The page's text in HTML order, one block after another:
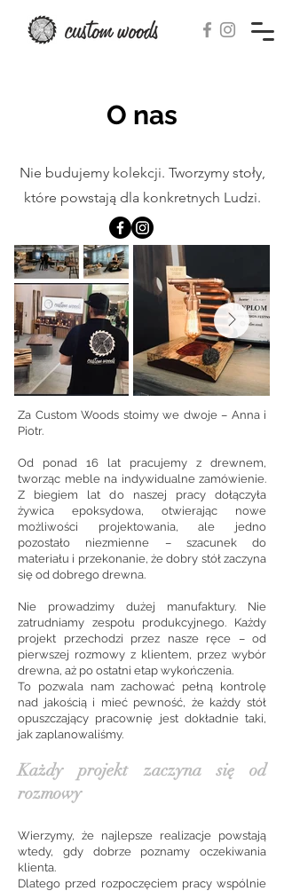
O nas
Nie budujemy kolekcji. Tworzymy stoły,
które powstają dla konkretnych Ludzi.
Za Custom Woods stoimy we dwoje – Anna i
Piotr.
Od ponad 16 lat pracujemy z drewnem,
tworząc meble na indywidualne zamówienie.
Z biegiem lat do naszej pracy dołączyła
żywica epoksydowa, otwierając nowe
możliwości projektowania, ale jedno
pozostało niezmienne – szacunek do
materiału i przekonanie, że dobry stół zaczyna
się od dobrego drewna.
Nie prowadzimy dużej manufaktury. Nie
zatrudniamy zespołu produkcyjnego. Każdy
projekt przechodzi przez nasze ręce – od
pierwszej rozmowy z klientem, przez wybór
drewna, aż po ostatni etap wykończenia.
To pozwala nam zachować pełną kontrolę
nad jakością i mieć pewność, że każdy stół
opuszczający pracownię jest dokładnie taki,
jak zaplanowaliśmy.
Każdy projekt zaczyna się od
rozmowy
Wierzymy, że najlepsze realizacje powstają
wtedy, gdy dobrze poznamy oczekiwania
klienta.
Dlatego przed rozpoczęciem pracy wspólnie